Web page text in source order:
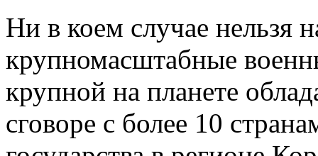
Ни в коем случае нельзя
крупномасштабные
крупной на планете
сговоре с более 10